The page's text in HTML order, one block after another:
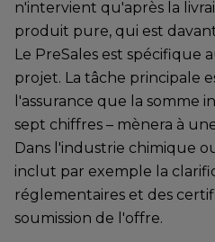
n'intervient qu'après la
produit pure, qui est
Le PreSales est spécifique
projet. La tâche principale
l'assurance que la somme
sept chiffres – mènera à
Dans l'industrie chimique
inclut par exemple la
réglementaires et des
soumission de l'offre.